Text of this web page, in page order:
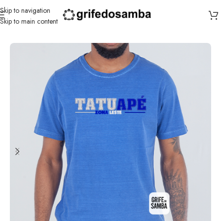
Skip to navigation
Skip to main content
Início/Com Que Roupa Eu Vou?